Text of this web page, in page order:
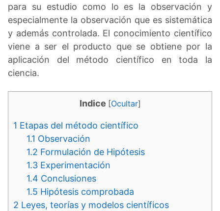
para su estudio como lo es la observación y
especialmente la observación que es sistemática
y además controlada. El conocimiento científico
viene a ser el producto que se obtiene por la
aplicación del método científico en toda la
ciencia.
Indice [Ocultar]
1 Etapas del método científico
1.1 Observación
1.2 Formulación de Hipótesis
1.3 Experimentación
1.4 Conclusiones
1.5 Hipótesis comprobada
2 Leyes, teorías y modelos científicos